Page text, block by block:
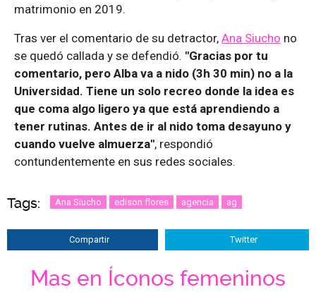
matrimonio en 2019.
Tras ver el comentario de su detractor, Ana Siucho no
se quedó callada y se defendió. "Gracias por tu
comentario, pero Alba va a nido (3h 30 min) no a la
Universidad. Tiene un solo recreo donde la idea es
que coma algo ligero ya que está aprendiendo a
tener rutinas. Antes de ir al nido toma desayuno y
cuando vuelve almuerza", respondió
contundentemente en sus redes sociales.
Tags: Ana Siucho edison flores agencia ag
Compartir Twitter
Mas en Íconos femeninos